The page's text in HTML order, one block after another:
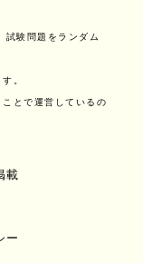
試験問題をランダム
。
とで運営しているの
載
ー